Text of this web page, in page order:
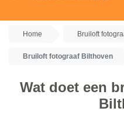
Home Bruiloft
Bruiloft fotograaf Bilthoven
Wat doet een